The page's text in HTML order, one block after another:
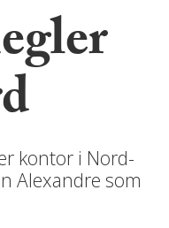
kontor i Nord-
Alexandre som